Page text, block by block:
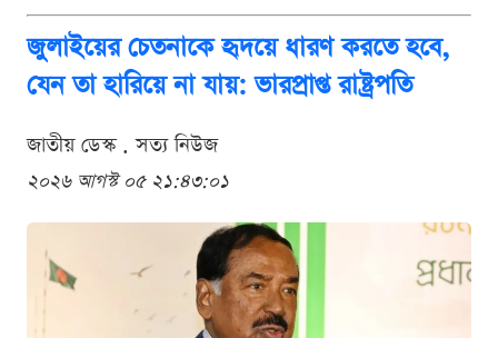
জুলাইয়ের চেতনাকে হৃদয়ে ধারণ করতে হবে,
যেন তা হারিয়ে না যায়: ভারপ্রাপ্ত রাষ্ট্রপতি
জাতীয় ডেস্ক . সত্য নিউজ
২০২৬ আগস্ট ০৫ ২১:৪৩:০১